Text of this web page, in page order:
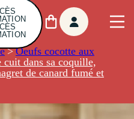
> Oeufs cocotte aux
cuit dans sa coquille,
de canard fumé et